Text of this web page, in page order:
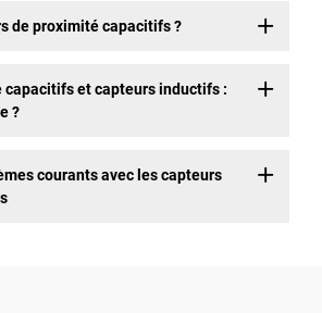
de proximité capacitifs ?
capacitifs et capteurs inductifs :
?
courants avec les capteurs